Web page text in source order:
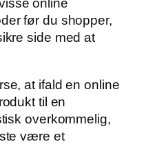
online
før du shopper,
side med at
at ifald en online
til en
overkommelig,
være et